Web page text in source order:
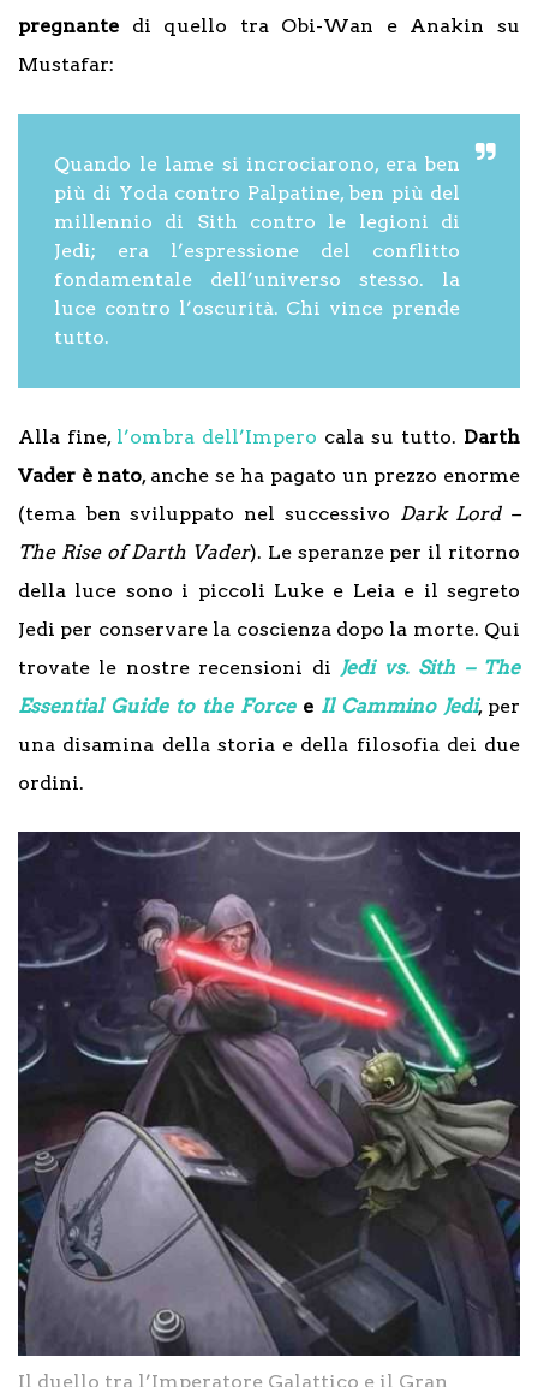
pregnante di quello tra Obi-Wan e Anakin su
Mustafar:
Quando le lame si incrociarono, era ben
più di Yoda contro Palpatine, ben più del
millennio di Sith contro le legioni di
Jedi; era l’espressione del conflitto
fondamentale dell’universo stesso. la
luce contro l’oscurità. Chi vince prende
tutto.
Alla fine, l’ombra dell’Impero cala su tutto. Darth
Vader è nato, anche se ha pagato un prezzo enorme
(tema ben sviluppato nel successivo Dark Lord –
The Rise of Darth Vader). Le speranze per il ritorno
della luce sono i piccoli Luke e Leia e il segreto
Jedi per conservare la coscienza dopo la morte. Qui
trovate le nostre recensioni di Jedi vs. Sith – The
Essential Guide to the Forcee Il Cammino Jedi, per
una disamina della storia e della filosofia dei due
ordini.
Il duello tra l’Imperatore Galattico e il Gran